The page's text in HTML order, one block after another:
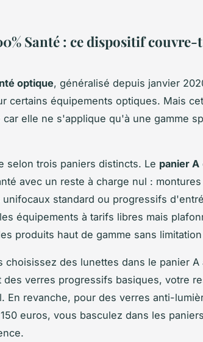
Santé : ce dispositif
optique, généralisé depuis janvier
certains équipements optiques. Mais
elle ne s'applique qu'à une gamme
selon trois paniers distincts. Le panier A
avec un reste à charge nul :
standard ou progressifs
équipements à tarifs libres mais
produits haut de gamme sans
choisissez des lunettes dans le panier A
des verres progressifs basiques, votre
En revanche, pour des verres anti-
euros, vous basculez dans les